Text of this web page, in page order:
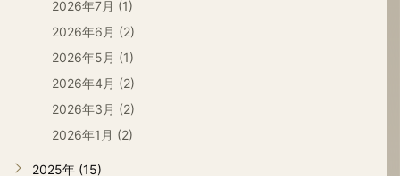
2026年7月 (1)
2026年6月 (2)
2026年5月 (1)
2026年4月 (2)
2026年3月 (2)
2026年1月 (2)
2025年 (15)